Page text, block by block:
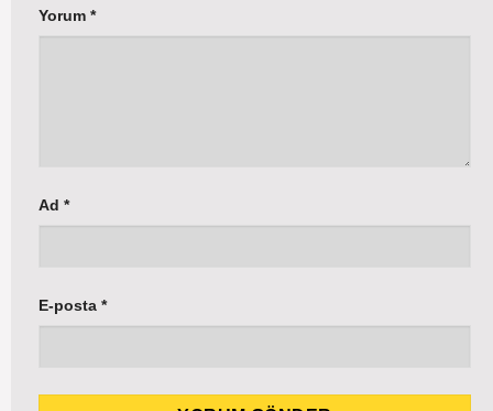
Yorum *
Ad *
E-posta *